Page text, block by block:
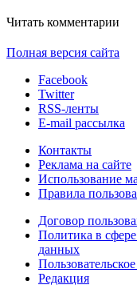
Читать комментарии
Полная версия сайта
Facebook
Twitter
RSS-ленты
E-mail рассылка
Контакты
Реклама на сайте
Использование
Правила
Договор
Политика в
данных
Редакция